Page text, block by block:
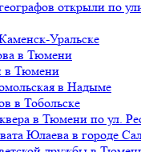
открыли по
Уральске
в Тюмени
в Тюмени
в Надыме
в Тобольске
в Тюмени по ул.
Юлаева в городе